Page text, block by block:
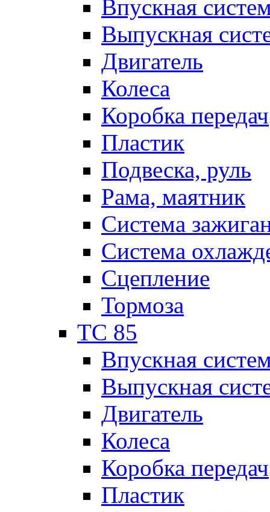
Впускная
Выпускная
Двигатель
Колеса
Коробка передач
Пластик
Подвеска, руль
Рама, маятник
Система
Система
Сцепление
Тормоза
TC 85
Впускная
Выпускная
Двигатель
Колеса
Коробка передач
Пластик